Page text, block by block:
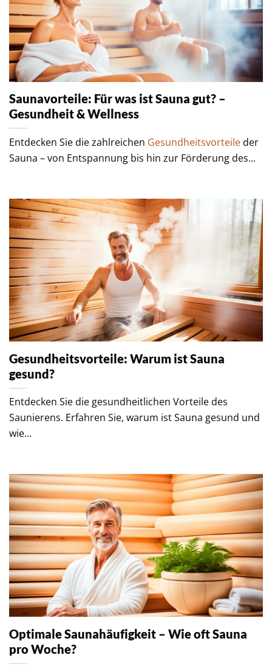
Saunavorteile: Für was ist Sauna gut? –
Gesundheit & Wellness
Entdecken Sie die zahlreichen Gesundheitsvorteileder
Sauna – von Entspannung bis hin zur Förderung des...
Gesundheitsvorteile: Warum ist Sauna
gesund?
Entdecken Sie die gesundheitlichen Vorteile des
Saunierens. Erfahren Sie, warum ist Sauna gesund und
wie...
Optimale Saunahäufigkeit – Wie oft Sauna
pro Woche?